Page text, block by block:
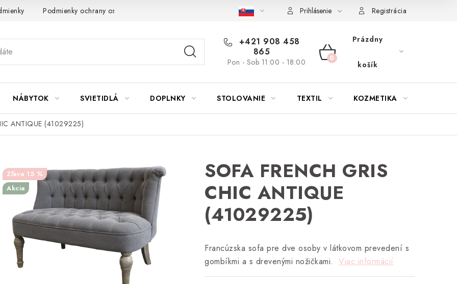
Podmienky ochrany osobných údajov Návod na údržbu nábytku Reklamačný poriadok Pravidlá zliav a akcií
Prihlásenie Registrácia
+421 908 458
865
Pon - Sob 11:00 - 18:00
NÁKUPNÝ
Prázdny
košík
NÁBYTOK SVIETIDLÁ DOPLNKY STOLOVANIE TEXTIL KOZMETIKA
ANTIQUE (41029225)
SOFA FRENCH GRIS
CHIC ANTIQUE
(41029225)
Francúzska sofa pre dve osoby v látkovom prevedení s
gombíkmi a s drevenými nožičkami. Viac informácií
15 %
Akcia